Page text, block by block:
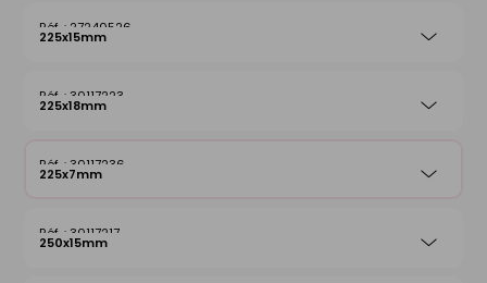
27240526
225x15mm
30117223
225x18mm
30117236
225x7mm
30117217
250x15mm